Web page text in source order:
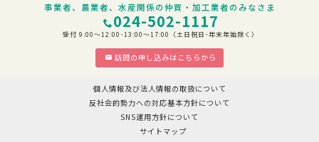
事業者、農業者、水産関係の仲買・加工業者のみなさま
024-502-1117
受付 9:00～12:00･13:00～17:00（土日祝日･年末年始除く）
訪問の申し込みはこちらから
個人情報及び法人情報の取扱について
反社会的勢力への対応基本方針について
SNS運用方針について
サイトマップ